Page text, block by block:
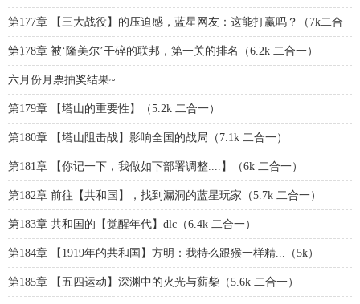
第177章 【三大战役】的压迫感，蓝星网友：这能打赢吗？（7k二合
一）
第178章 被‘隆美尔’干碎的联邦，第一关的排名（6.2k 二合一）
六月份月票抽奖结果~
第179章 【塔山的重要性】（5.2k 二合一）
第180章 【塔山阻击战】影响全国的战局（7.1k 二合一）
第181章 【你记一下，我做如下部署调整....】（6k 二合一）
第182章 前往【共和国】，找到漏洞的蓝星玩家（5.7k 二合一）
第183章 共和国的【觉醒年代】dlc（6.4k 二合一）
第184章 【1919年的共和国】方明：我特么跟猴一样精...（5k）
第185章 【五四运动】深渊中的火光与薪柴（5.6k 二合一）